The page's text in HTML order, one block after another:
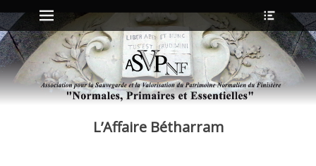
Menu principal
Aller
au
contenu
l’en-
tête
L’Affaire Bétharram